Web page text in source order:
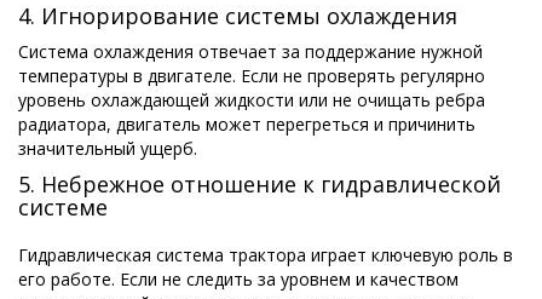
Français
српски
4. Игнорирование системы охлаждения
Система охлаждения отвечает за поддержание нужной
температуры в двигателе. Если не проверять регулярно
уровень охлаждающей жидкости или не очищать ребра
радиатора, двигатель может перегреться и причинить
значительный ущерб.
5. Небрежное отношение к гидравлической
системе
Гидравлическая система трактора играет ключевую роль в
его работе. Если не следить за уровнем и качеством